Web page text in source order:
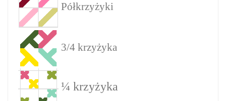
Półkrzyżyki
3/4 krzyżyka
¼ krzyżyka